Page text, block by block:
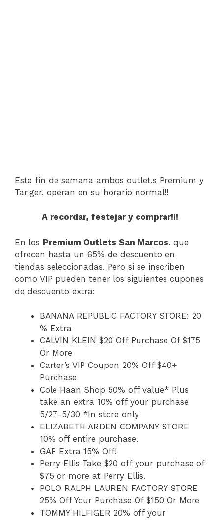
Este fin de semana ambos outlet,s Premium y
Tanger, operan en su horario normal!!
A recordar, festejar y comprar!!!
En los Premium Outlets San Marcos. que
ofrecen hasta un 65% de descuento en
tiendas seleccionadas. Pero si se inscriben
como VIP pueden tener los siguientes cupones
de descuento extra:
BANANA REPUBLIC FACTORY STORE: 20
% Extra
CALVIN KLEIN $20 Off Purchase Of $175
Or More
Carter’s VIP Coupon 20% Off $40+
Purchase
Cole Haan Shop 50% off value* Plus
take an extra 10% off your purchase
5/27-5/30 *In store only
ELIZABETH ARDEN COMPANY STORE
10% off entire purchase.
GAP Extra 15% Off!
Perry Ellis Take $20 off your purchase of
$75 or more at Perry Ellis.
POLO RALPH LAUREN FACTORY STORE
25% Off Your Purchase Of $150 Or More
TOMMY HILFIGER 20% off your